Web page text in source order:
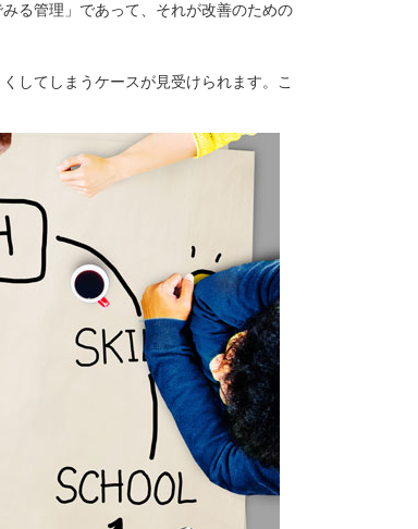
る管理」であって、それが改善のための
してしまうケースが見受けられます。こ